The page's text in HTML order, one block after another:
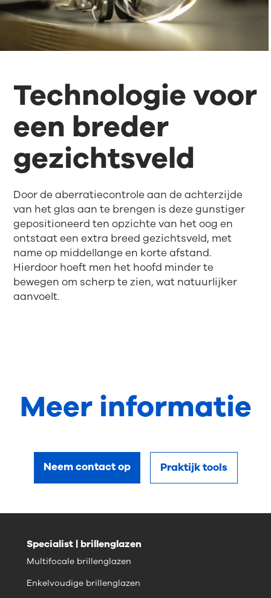
Technologie voor
een breder
gezichtsveld
Door de aberratiecontrole aan de achterzijde
van het glas aan te brengen is deze gunstiger
gepositioneerd ten opzichte van het oog en
ontstaat een extra breed gezichtsveld, met
name op middellange en korte afstand.
Hierdoor hoeft men het hoofd minder te
bewegen om scherp te zien, wat natuurlijker
aanvoelt.
Meer informatie
Neem contact op Praktijk tools
Specialist | brillenglazen
Multifocale brillenglazen
Enkelvoudige brillenglazen